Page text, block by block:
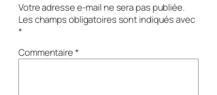
Votre adresse e-mail ne sera pas publiée.
Les champs obligatoires sont indiqués avec
*
Commentaire*